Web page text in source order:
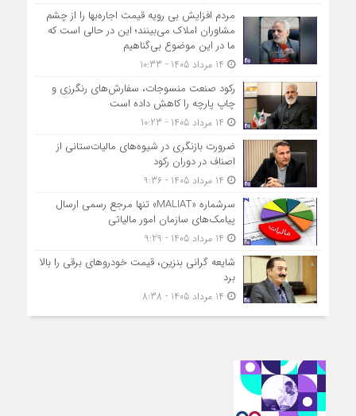
مردم افزایش بی رویه قیمت اجاره‌بها را از چشم
مشاوران املاک می‌بینند؛ این در حالی است که
ما در این موضوع بی‌گناهیم
رکود صنعت منسوجات، سفارش‌های رنگرزی و
چاپ پارچه را کاهش داده است
ضرورت بازنگری در شیوه‌های مالیات‌ستانی از
اصناف در دوران رکود
سرشماره «MALIAT» تنها مرجع رسمی ارسال
پیامک‌های سازمان امور مالیاتی
شایعه گرانی بنزین، قیمت خودروهای برقی را بالا
برد